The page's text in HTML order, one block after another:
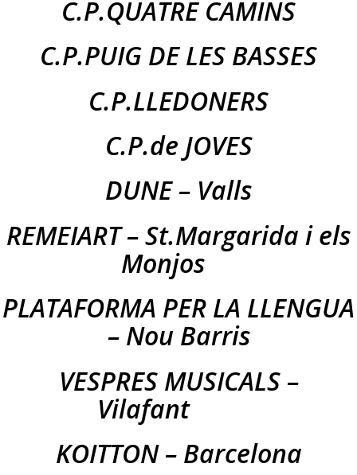
C.P.QUATRE CAMINS
C.P.PUIG DE LES BASSES
C.P.LLEDONERS
C.P.de JOVES
DUNE – Valls
REMEIART – St.Margarida i els
Monjos
PLATAFORMA PER LA LLENGUA
– Nou Barris
VESPRES MUSICALS –
Vilafant
KOITTON – Barcelona